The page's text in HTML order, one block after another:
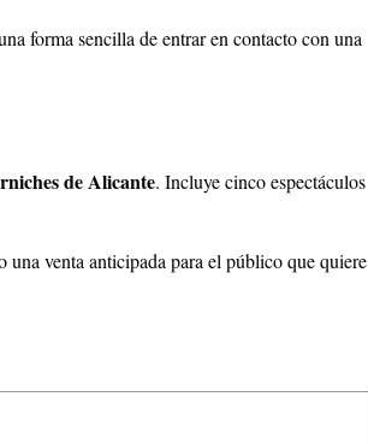
forma sencilla de entrar en contacto con una
de Alicante. Incluye cinco espectáculos
una venta anticipada para el público que quiere